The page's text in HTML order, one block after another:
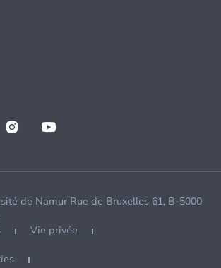
de Namur Rue de Bruxelles 61, B-5000
Vie privée